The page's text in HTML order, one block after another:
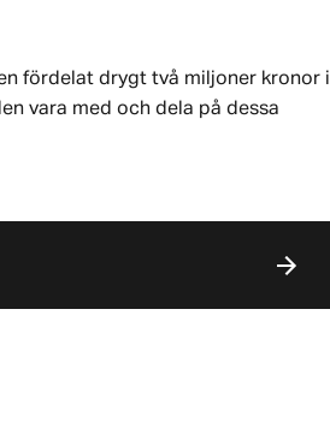
fördelat drygt två miljoner kronor i
vara med och dela på dessa